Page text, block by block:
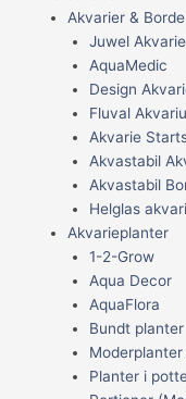
Akvarier & Borde
Juwel
AquaMedic
Design
Fluval
Akvarie
Akvastabil
Akvastabil
Helglas
Akvarieplanter
1-2-Grow
Aqua Decor
AquaFlora
Bundt planter
Planter i